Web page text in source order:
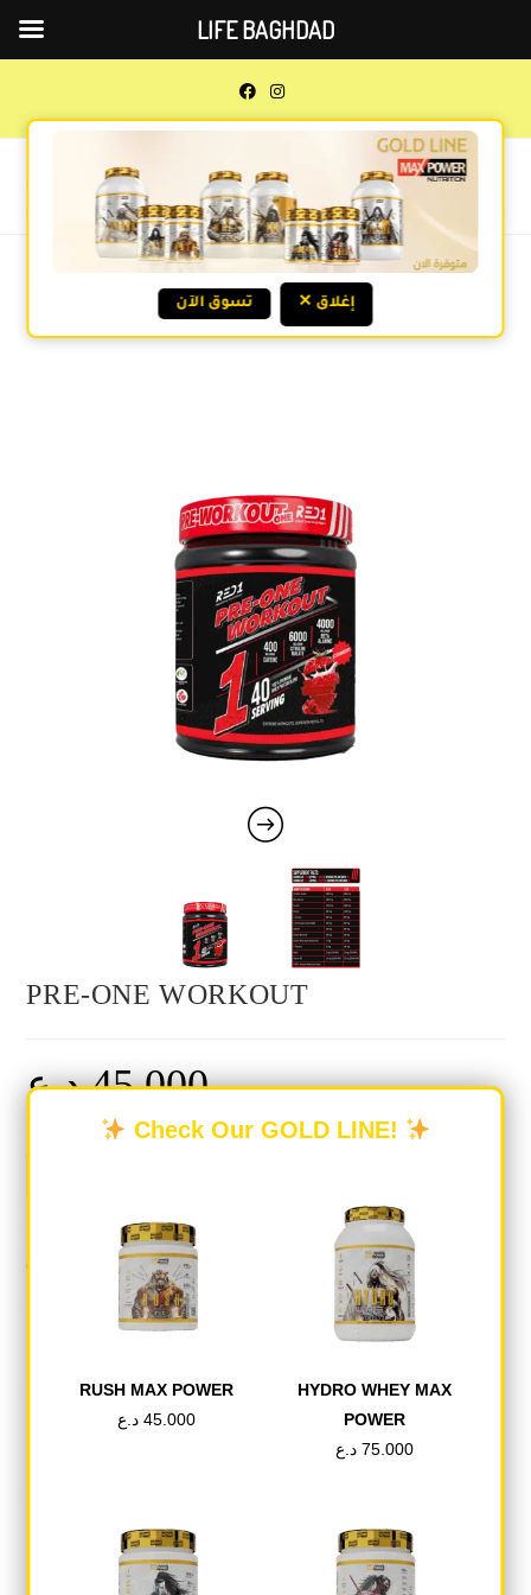
0 MENU
Previous Product Next Product
PRE-ONE WORKOUT
45.000 د.ع
Categories: PRE-WORKOUT
Description
الفوائد والميزات ما قبل التمرين هو تمرين مسبق
Check Our GOLD LINE!
RUSH MAX POWER
45.000 د.ع
HYDRO WHEY MAX
POWER
75.000 د.ع
تسوق الآن ✕ إغلاق
LIFE BAGHDAD